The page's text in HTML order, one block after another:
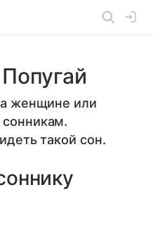
женщине или
такой сон.